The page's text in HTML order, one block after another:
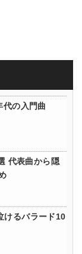
の入門曲
代表曲から隠
けるバラード10